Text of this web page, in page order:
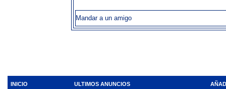
Mandar a un amigo
INICIO ULTIMOS ANUNCIOS